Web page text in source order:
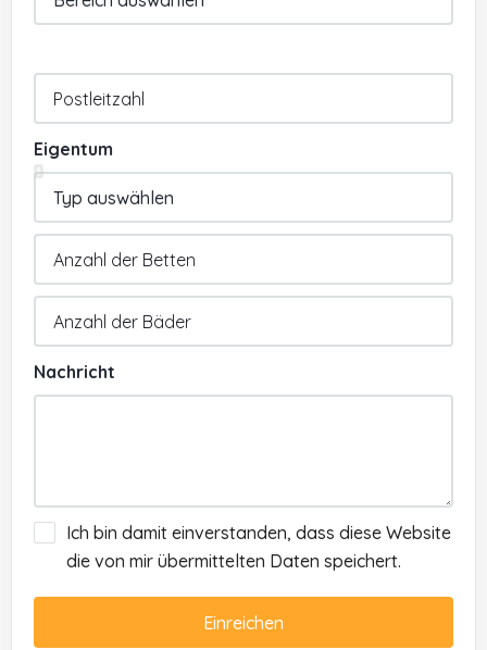
Eigentum
Nachricht
Ich bin damit einverstanden, dass diese Website
die von mir übermittelten Daten speichert.
Einreichen